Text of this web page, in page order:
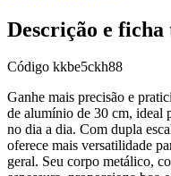
Descrição e ficha
Código kkbe5ckh88
Ganhe mais precisão e
de alumínio de 30 cm, ideal
no dia a dia. Com dupla
oferece mais versatilidade
geral. Seu corpo metálico,